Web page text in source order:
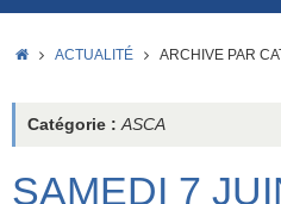
ACCUEIL
ACTUALITÉ ARCHIVE PAR
Catégorie : ASCA
SAMEDI 7